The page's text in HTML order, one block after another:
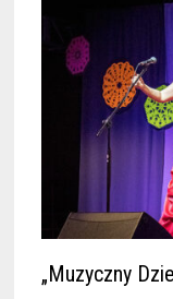
„Muzyczny